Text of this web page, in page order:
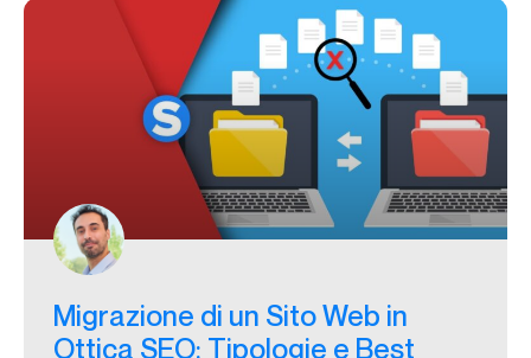
Migrazione di un Sito Web in
Ottica SEO: Tipologie e Best